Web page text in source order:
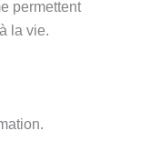
permettent
la vie.